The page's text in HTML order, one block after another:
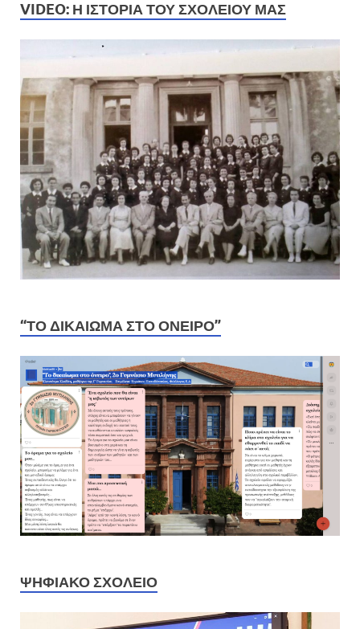
VIDEO: Η ΙΣΤΟΡΊΑ ΤΟΥ ΣΧΟΛΕΊΟΥ ΜΑΣ
“ΤΟ ΔΙΚΑΊΩΜΑ ΣΤΟ ΌΝΕΙΡΟ”
ΨΗΦΙΑΚΟ ΣΧΟΛΕΙΟ